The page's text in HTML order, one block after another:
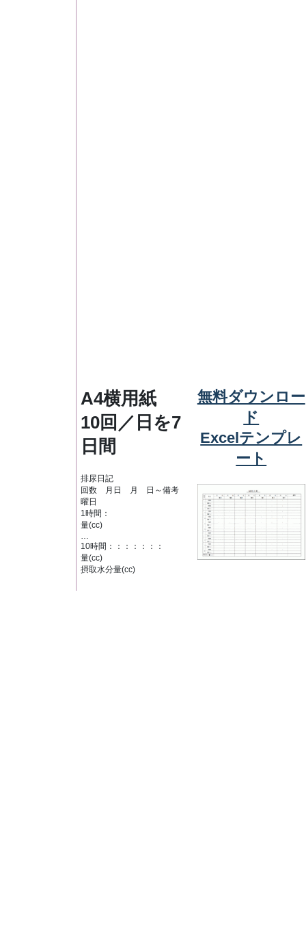
A4横用紙
10回／日を7
日間
排尿日記
回数 月日 月 日～備考
曜日
1時間：
量(cc)
…
10時間：：：：：：：
量(cc)
摂取水分量(cc)
無料ダウンロー
ド
Excelテンプレ
ート